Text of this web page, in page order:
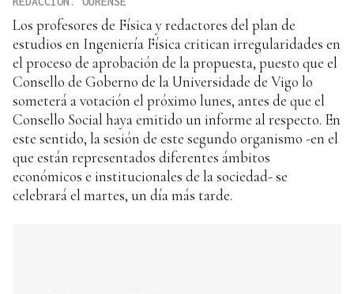
Los profesores de Física y redactores del plan de
estudios en Ingeniería Física critican irregularidades en
el proceso de aprobación de la propuesta, puesto que el
Consello de Goberno de la Universidade de Vigo lo
someterá a votación el próximo lunes, antes de que el
Consello Social haya emitido un informe al respecto. En
este sentido, la sesión de este segundo organismo -en el
que están representados diferentes ámbitos
económicos e institucionales de la sociedad- se
celebrará el martes, un día más tarde.